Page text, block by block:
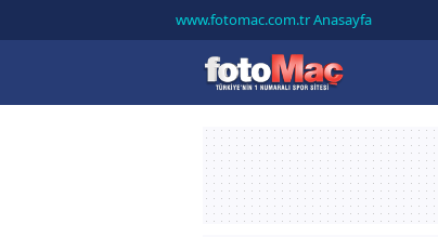
www.fotomac.com.tr Anasayfa